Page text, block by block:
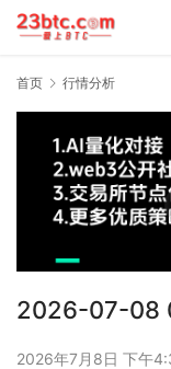
首页 行情分析
2026-07-08
2026年7月8日 下午